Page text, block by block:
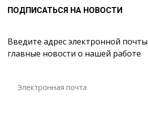
ПОДПИСАТЬСЯ НА НОВОСТИ
Введите адрес электронной
главные новости о нашей работе